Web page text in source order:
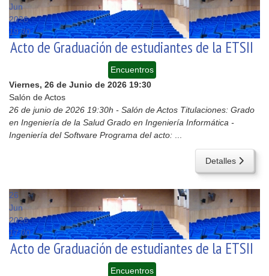
Jun
2026
19:30
Acto de Graduación de estudiantes de la ETSII
Encuentros
Viernes, 26 de Junio de 2026 19:30
Salón de Actos
26 de junio de 2026 19:30h - Salón de Actos Titulaciones: Grado
en Ingeniería de la Salud Grado en Ingeniería Informática -
Ingeniería del Software Programa del acto:
Detalles
26
Jun
2026
17:00
Acto de Graduación de estudiantes de la ETSII
Encuentros